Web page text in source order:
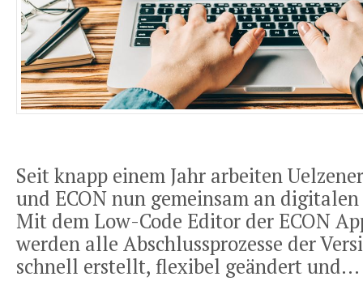
Seit knapp einem Jahr arbeiten
und ECON nun gemeinsam an
Mit dem Low-Code Editor der ECON
werden alle Abschlussprozesse der
schnell erstellt, flexibel geändert und...